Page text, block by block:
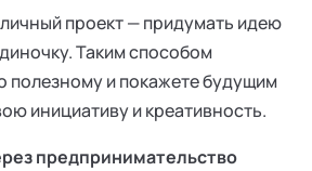
проект — придумать идею
Таким способом
полезному и покажете будущим
инициативу и креативность.
предпринимательство